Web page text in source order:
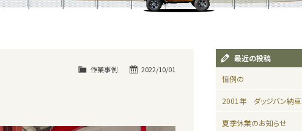
2022/10/01
作業事例
最近の投稿
恒例の
2001年 ダッジバン納車
夏季休業のお知らせ